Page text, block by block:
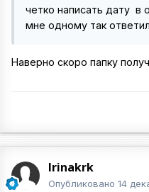
четко написать дату в
мне одному так
Наверно скоро папку
Irinakrk
Опубликовано 14